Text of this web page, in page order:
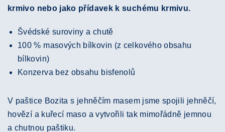
krmivo nebo jako přídavek k suchému krmivu.
Švédské suroviny a chutě
100 % masových bílkovin (z celkového obsahu
bílkovin)
Konzerva bez obsahu bisfenolů
V paštice Bozita s jehněčím masem jsme spojili jehněčí,
hovězí a kuřecí maso a vytvořili tak mimořádně jemnou
a chutnou paštiku.